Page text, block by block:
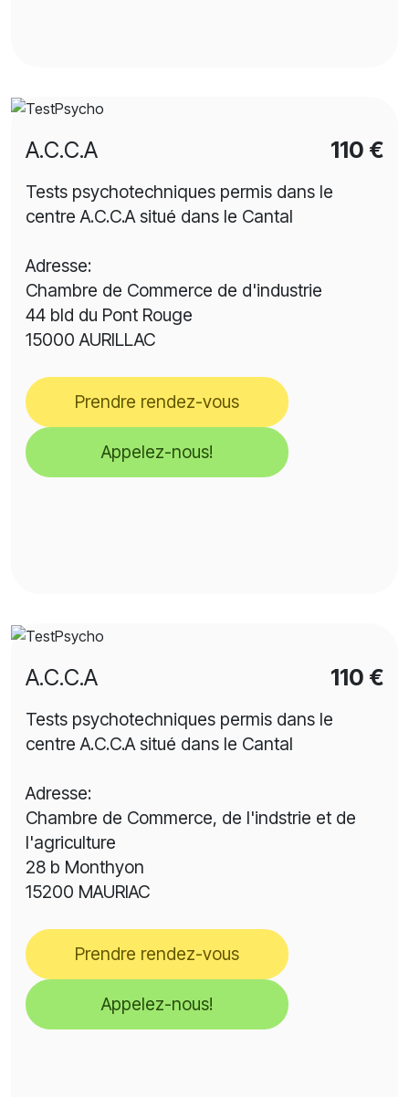
A.C.C.A 110 €
Tests psychotechniques permis dans le
centre A.C.C.A situé dans le Cantal
Adresse:
Chambre de Commerce de d'industrie
44 bld du Pont Rouge
15000 AURILLAC
Prendre rendez-vous
Appelez-nous!
A.C.C.A 110 €
Tests psychotechniques permis dans le
centre A.C.C.A situé dans le Cantal
Adresse:
Chambre de Commerce, de l'indstrie et de
l'agriculture
28 b Monthyon
15200 MAURIAC
Prendre rendez-vous
Appelez-nous!